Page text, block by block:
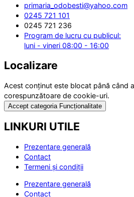
primaria_odobesti@yahoo.com
0245 721 101
0245 721 236
Program de lucru cu publicul:
luni - vineri 08:00 - 16:00
Localizare
Acest conținut este blocat până când
corespunzătoare de cookie-uri.
Accept categoria Funcționalitate
LINKURI UTILE
Prezentare generală
Contact
Termeni și condiții
Prezentare generală
Contact